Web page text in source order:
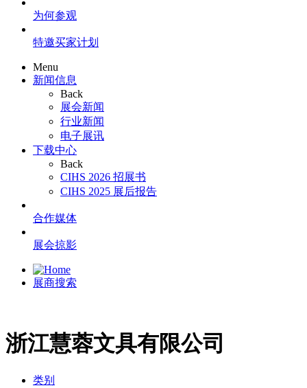
为何参观
特邀买家计划
Menu
新闻信息
Back
展会新闻
行业新闻
电子展讯
下载中心
Back
CIHS 2026 招展书
CIHS 2025 展后报告
合作媒体
展会掠影
展商搜索
浙江慧蓉文具有限公司
类别